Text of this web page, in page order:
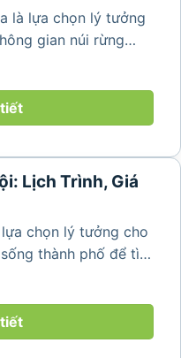
là lựa chọn lý tưởng
gian núi rừng
mướt và những
Lịch Trình, Giá
chọn lý tưởng cho
thành phố để tìm
những bản làng
đặc trưng của Pù